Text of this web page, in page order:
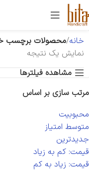
خانه محصولات برچسب
نمایش یک نتیجه
مشاهده فیلترها
مرتب سازی بر اساس
محبوبیت
متوسط امتیاز
جدیدترین
قیمت: کم به زیاد
قیمت: زیاد به کم